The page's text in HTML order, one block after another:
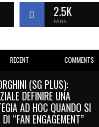
2.5K
FANS
RECENT COMMENTS
(SG PLUS):
DEFINIRE UNA
AD HOC QUANDO SI
“FAN ENGAGEMENT”